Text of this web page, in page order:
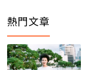
熱門文章